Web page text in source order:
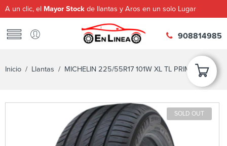
A un clic, el Mayor Stock de llantas y Aros en un solo Lugar
908814985
Inicio / Llantas / MICHELIN 225/55R17 101W XL TL PRIMACY 4+
SOLD OUT